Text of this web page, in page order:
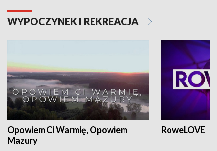
WYPOCZYNEK I REKREACJA
Opowiem Ci Warmię, Opowiem
Mazury
RoweLOVE